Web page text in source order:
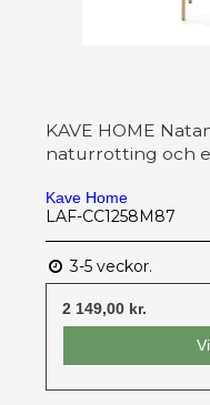
KAVE HOME
naturrotting och
Kave Home
LAF-CC1258M87
3-5 veckor.
2 149,00 kr.